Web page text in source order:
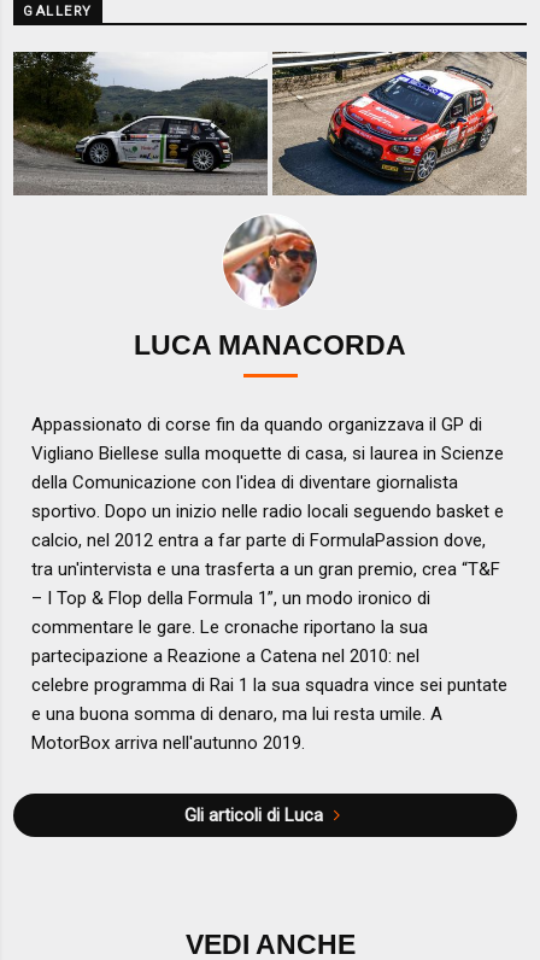
GALLERY
LUCA MANACORDA
Appassionato di corse fin da quando organizzava il GP di
Vigliano Biellese sulla moquette di casa, si laurea in Scienze
della Comunicazione con l'idea di diventare giornalista
sportivo. Dopo un inizio nelle radio locali seguendo basket e
calcio, nel 2012 entra a far parte di FormulaPassion dove,
tra un'intervista e una trasferta a un gran premio, crea “T&F
– I Top & Flop della Formula 1”, un modo ironico di
commentare le gare. Le cronache riportano la sua
partecipazione a Reazione a Catena nel 2010: nel
celebre programma di Rai 1 la sua squadra vince sei puntate
e una buona somma di denaro, ma lui resta umile. A
MotorBox arriva nell'autunno 2019.
Gli articoli di Luca
VEDI ANCHE